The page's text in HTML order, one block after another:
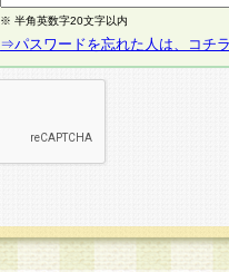
※ 半角英数字20文字以内
⇒パスワードを忘れた人は、コチ